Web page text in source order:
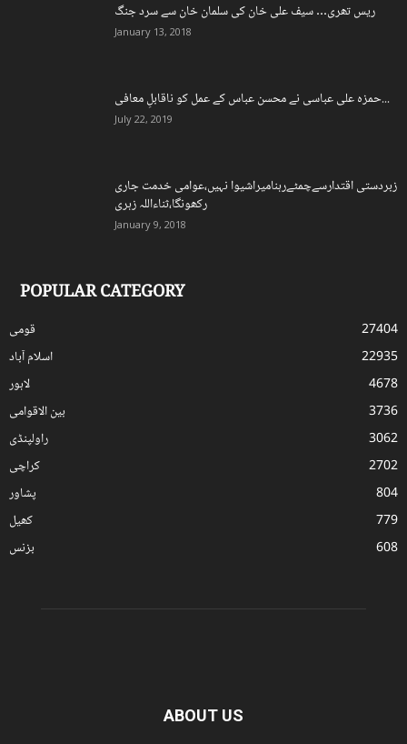
ریس تھری… سیف علی خان کی سلمان خان سے سرد جنگ
January 13, 2018
حمزہ علی عباسی نے محسن عباس کے عمل کو ناقابلِ معافی...
July 22, 2019
زبردستی اقتدارسےچمٹےرہنامیراشیوا نہیں،عوامی خدمت جاری
رکھونگا،ثناءاللہ زہری
January 9, 2018
POPULAR CATEGORY
قومی
27404
اسلام آباد
22935
لاہور
4678
بین الاقوامی
3736
راولپنڈی
3062
کراچی
2702
پشاور
804
کھیل
779
بزنس
608
ABOUT US